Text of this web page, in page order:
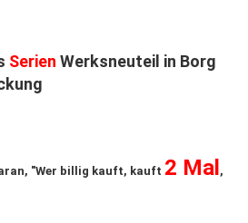
Serien Werksneuteil in Borg
"Wer billig kauft, kauft 2 Mal,